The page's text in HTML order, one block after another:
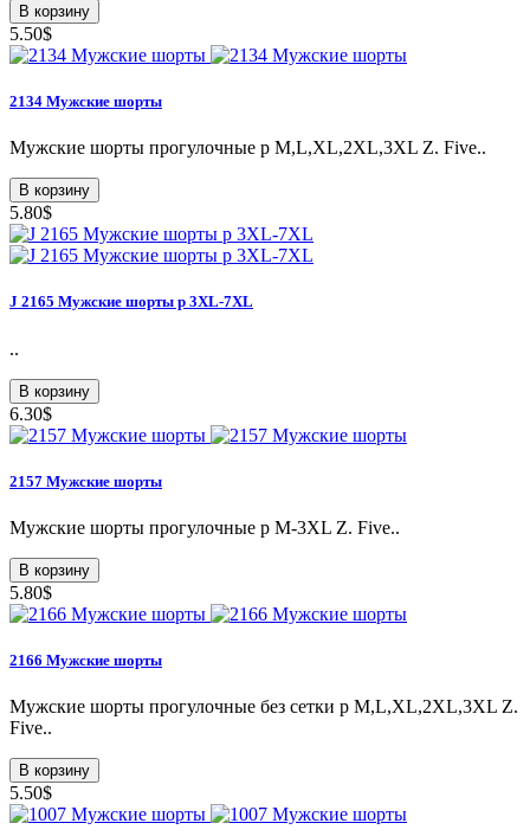
В корзину
5.50$
2134 Мужские шорты
Мужские шорты прогулочные p M,L,XL,2XL,3XL Z. Five..
В корзину
5.80$
J 2165 Мужские шорты p 3XL-7XL
..
В корзину
6.30$
2157 Мужские шорты
Мужские шорты прогулочные p M-3XL Z. Five..
В корзину
5.80$
2166 Мужские шорты
Мужские шорты прогулочные без сетки p M,L,XL,2XL,3XL Z.
Five..
В корзину
5.50$